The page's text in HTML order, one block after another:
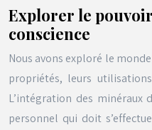
Explorer le
conscience
Nous avons exploré le
propriétés, leurs
L’intégration des minéraux
personnel qui doit